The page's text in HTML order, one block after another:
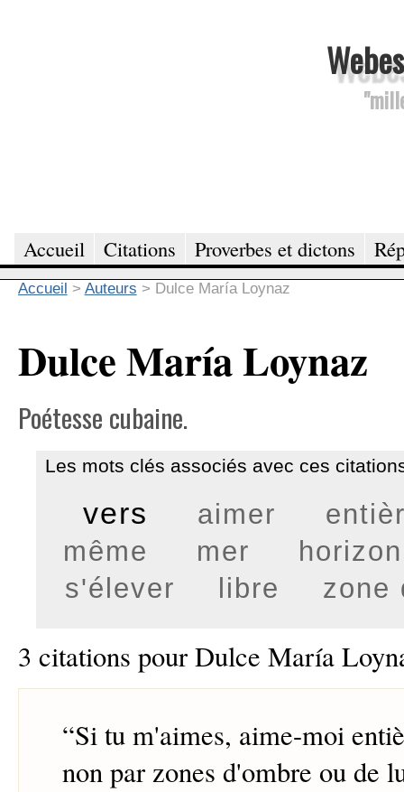
Accueil Citations Proverbes et dictons
Accueil > Auteurs > Dulce María Loynaz
Dulce María Loynaz
Poétesse cubaine.
Les mots clés associés avec ces
vers aimer
même
mer
horizon
s'élever
libre zone
3 citations pour Dulce María
“Si tu m'aimes, aime-moi
non par zones d'ombre ou de